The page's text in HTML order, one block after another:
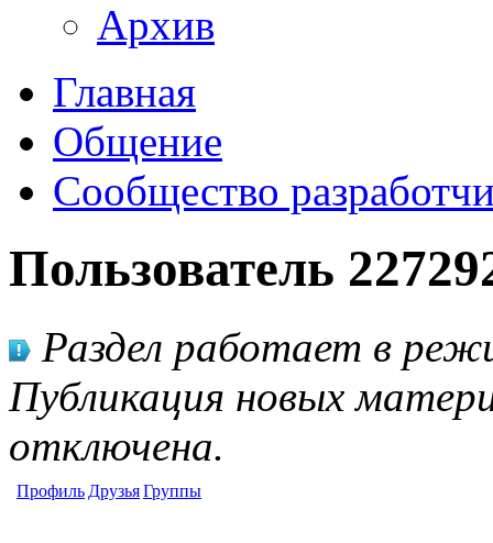
Архив
Главная
Общение
Сообщество
Пользователь
Раздел работает в
Публикация новых
отключена.
Профиль ДрузьяГруппы